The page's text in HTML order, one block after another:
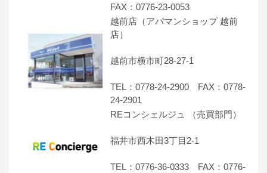
FAX：0776-23-0053
越前店（アパマンショップ 越前
店）
越前市横市町28-27-1
TEL：0778-24-2900 FAX：0778-
24-2901
REコンシェルジュ （売買部門）
福井市西木田3丁目2-1
TEL：0776-36-0333 FAX：0776-